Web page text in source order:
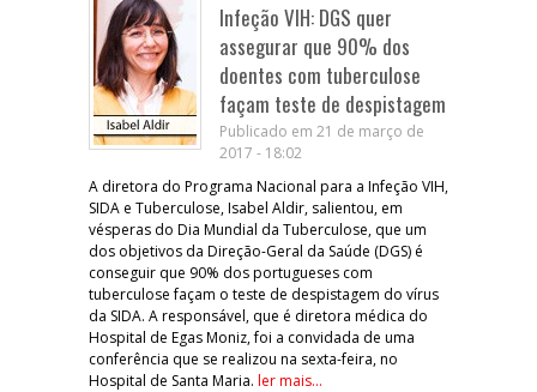
Infeção VIH: DGS quer
assegurar que 90% dos
doentes com tuberculose
façam teste de despistagem
Publicado em 21 de março de
2017 - 18:02
A diretora do Programa Nacional para a Infeção VIH,
SIDA e Tuberculose, Isabel Aldir, salientou, em
vésperas do Dia Mundial da Tuberculose, que um
dos objetivos da Direção-Geral da Saúde (DGS) é
conseguir que 90% dos portugueses com
tuberculose façam o teste de despistagem do vírus
da SIDA. A responsável, que é diretora médica do
Hospital de Egas Moniz, foi a convidada de uma
conferência que se realizou na sexta-feira, no
Hospital de Santa Maria. ler mais...